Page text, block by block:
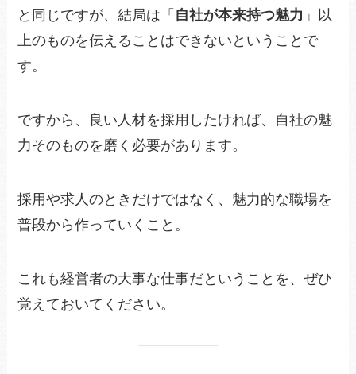
と同じですが、結局は「 自社が本来持つ魅力 」以
上のものを伝えることはできないということで
す。
ですから、良い人材を採用したければ、自社の魅
力そのものを磨く必要があります。
採用や求人のときだけではなく、魅力的な職場を
普段から作っていくこと。
これも経営者の大事な仕事だということを、ぜひ
覚えておいてください。